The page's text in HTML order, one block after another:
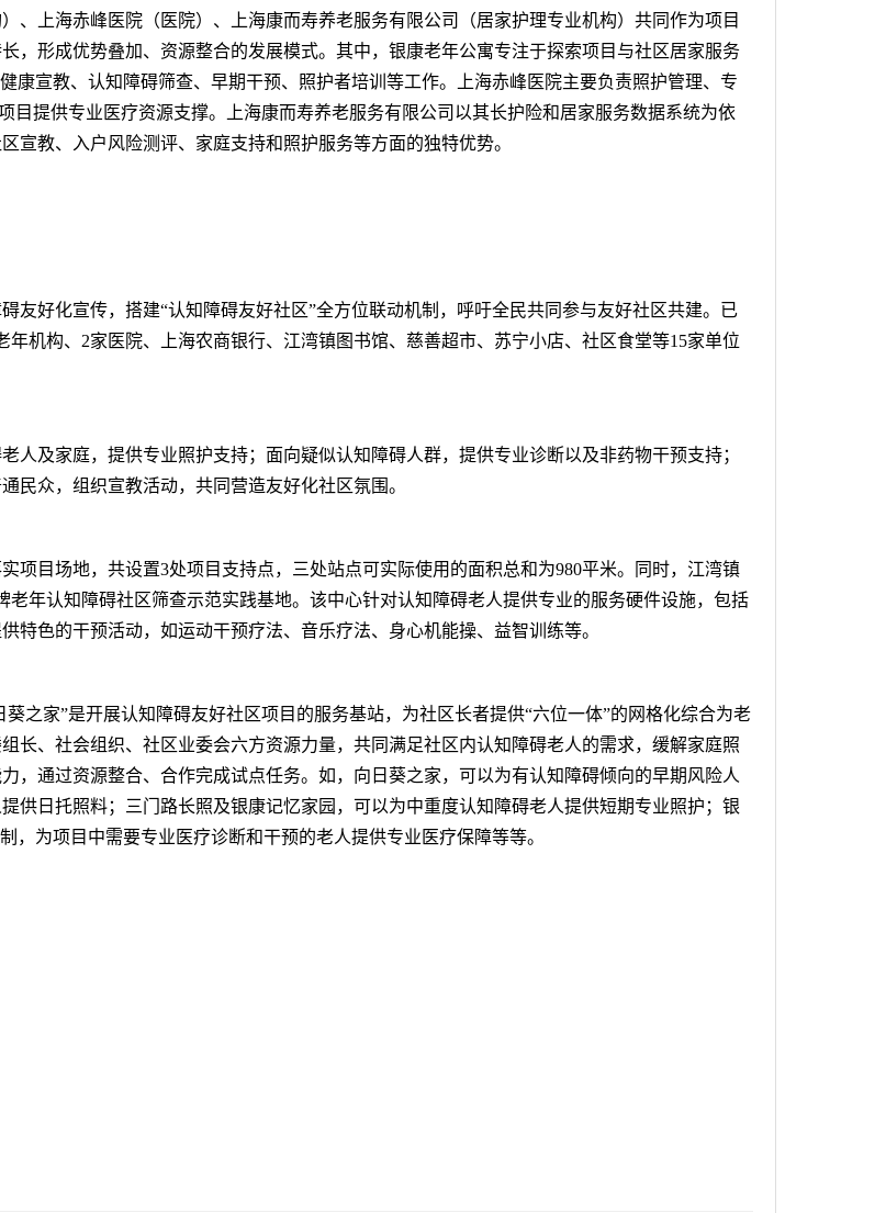
、上海赤峰医院（医院）、上海康而寿养老服务有限公司（居家护理专业机构）共同作为项目
，形成优势叠加、资源整合的发展模式。其中，银康老年公寓专注于探索项目与社区居家服务
康宣教、认知障碍筛查、早期干预、照护者培训等工作。上海赤峰医院主要负责照护管理、专
目提供专业医疗资源支撑。上海康而寿养老服务有限公司以其长护险和居家服务数据系统为依
宣教、入户风险测评、家庭支持和照护服务等方面的独特优势。
友好化宣传，搭建“认知障碍友好社区”全方位联动机制，呼吁全民共同参与友好社区共建。已
机构、2家医院、上海农商银行、江湾镇图书馆、慈善超市、苏宁小店、社区食堂等15家单位
人及家庭，提供专业照护支持；面向疑似认知障碍人群，提供专业诊断以及非药物干预支持；
民众，组织宣教活动，共同营造友好化社区氛围。
项目场地，共设置3处项目支持点，三处站点可实际使用的面积总和为980平米。同时，江湾镇
年认知障碍社区筛查示范实践基地。该中心针对认知障碍老人提供专业的服务硬件设施，包括
特色的干预活动，如运动干预疗法、音乐疗法、身心机能操、益智训练等。
之家”是开展认知障碍友好社区项目的服务基站，为社区长者提供“六位一体”的网格化综合为老
长、社会组织、社区业委会六方资源力量，共同满足社区内认知障碍老人的需求，缓解家庭照
，通过资源整合、合作完成试点任务。如，向日葵之家，可以为有认知障碍倾向的早期风险人
供日托照料；三门路长照及银康记忆家园，可以为中重度认知障碍老人提供短期专业照护；银
，为项目中需要专业医疗诊断和干预的老人提供专业医疗保障等等。